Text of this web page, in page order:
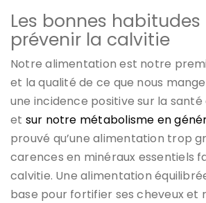
Les bonnes
prévenir la calvitie
Notre alimentation est notre
et la qualité de ce que nous
une incidence positive sur la santé
et sur notre métabolisme en
prouvé qu’une alimentation trop
carences en minéraux essentiels
calvitie. Une alimentation
base pour fortifier ses cheveux et